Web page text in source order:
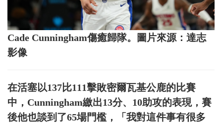
Cade Cunningham傷癒歸隊。圖片來源：達志
影像
在活塞以137比111擊敗密爾瓦基公鹿的比賽
中，Cunningham繳出13分、10助攻的表現，賽
後他也談到了65場門檻，「我對這件事有很多